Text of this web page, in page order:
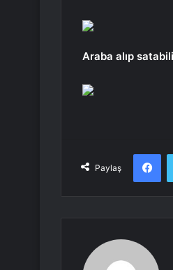
Araba alıp
Paylaş